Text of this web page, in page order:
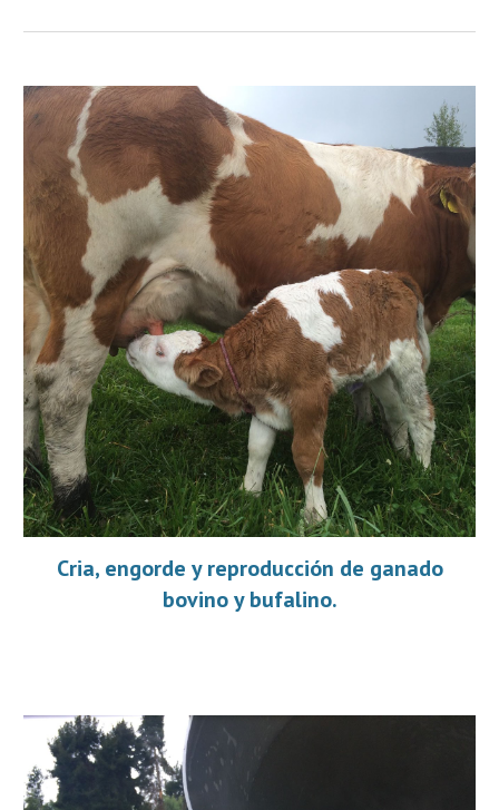
Cria, engorde y reproducción de ganado
bovino y bufalino.